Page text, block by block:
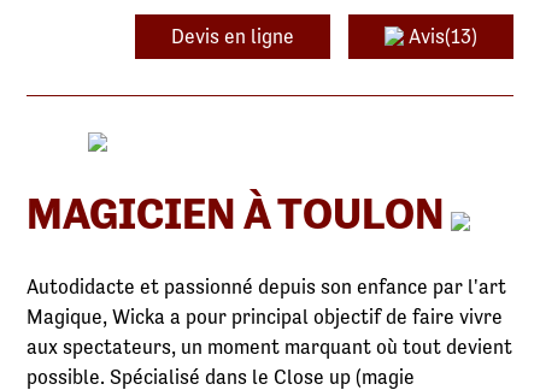
Devis en ligne Avis(13)
MAGICIEN À TOULON
Autodidacte et passionné depuis son enfance par l'art
Magique, Wicka a pour principal objectif de faire vivre
aux spectateurs, un moment marquant où tout devient
possible. Spécialisé dans le Close up (magie